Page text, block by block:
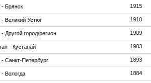
- Брянск 1915
Великий Устюг 1910
Другой город/регион 1909
- Кустанай 1903
Санкт-Петербург 1893
Вологда 1884